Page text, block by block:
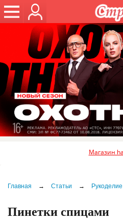
Магазин
Главная → Статьи → Рукоделие
Пинетки спицами